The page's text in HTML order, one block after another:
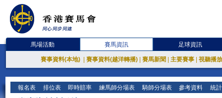
馬場活動 賽馬資訊 足球資訊
賽事資料(本地) 賽事資料(越洋轉播) 賽馬新聞 主要賽事 視聽播
報名表 排位表 即時賠率 練馬師分場表 騎師分場表 參考資料 統